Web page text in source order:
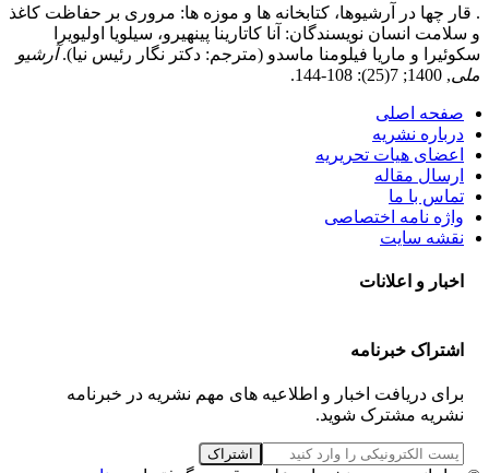
. قار چها در آرشیوها، کتابخانه ها و موزه ها: مروری بر حفاظت کاغذ
و سلامت انسان نویسندگان: آنا کاتارینا پینهیرو، سیلویا اولیویرا
سکوئیرا و ماریا فیلومنا ماسدو (مترجم: دکتر نگار رئیس نیا).آرشیو
ملی, 1400; 7(25): 108-144.
صفحه اصلی
درباره نشریه
اعضای هیات تحریریه
ارسال مقاله
تماس با ما
واژه نامه اختصاصی
نقشه سایت
اخبار و اعلانات
اشتراک خبرنامه
برای دریافت اخبار و اطلاعیه های مهم نشریه در خبرنامه
نشریه مشترک شوید.
اشتراک